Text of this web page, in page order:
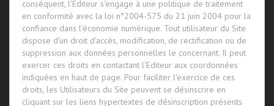
conséquent, l'Editeur s'engage à une politique de traitement
en conformité avec la loi n°2004-575 du 21 juin 2004 pour la
confiance dans l'économie numérique. Tout utilisateur du Site
dispose d'un droit d'accès, modification, de rectification ou de
suppression aux données personnelles le concernant. Il peut
exercer ces droits en contactant l'Editeur aux coordonnées
indiquées en haut de page. Pour faciliter l'exercice de ces
droits, les Utilisateurs du Site peuvent se désinscrire en
cliquant sur les liens hypertextes de désinscription présents